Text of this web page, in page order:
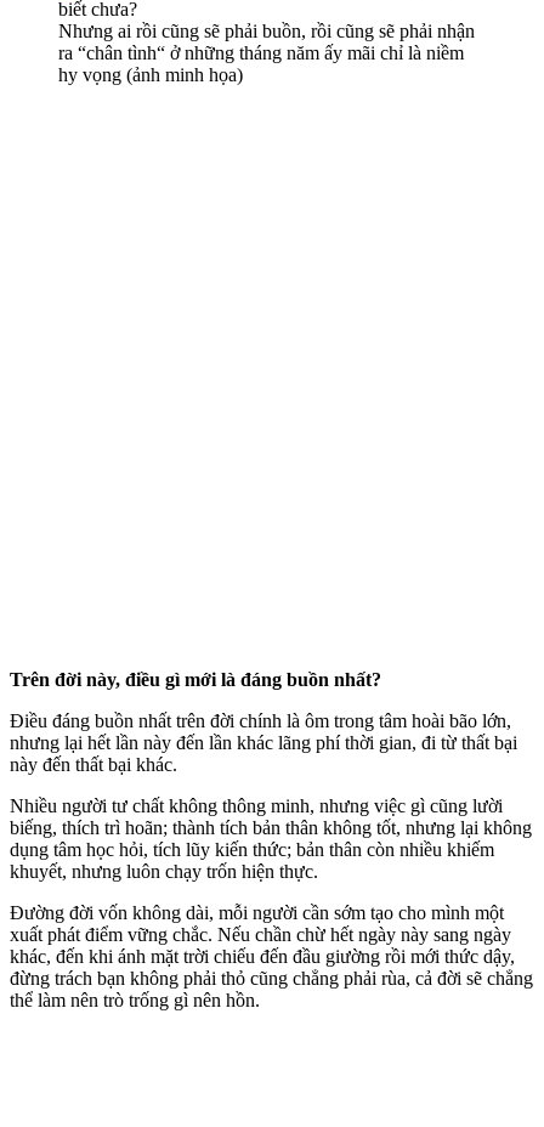
Nhưng ai rồi cũng sẽ phải buồn, rồi cũng sẽ phải nhận
ra “chân tình“ ở những tháng năm ấy mãi chỉ là niềm
hy vọng (ảnh minh họa)
Trên đời này, điều gì mới là đáng buồn nhất?
Điều đáng buồn nhất trên đời chính là ôm trong tâm hoài bão lớn,
nhưng lại hết lần này đến lần khác lãng phí thời gian, đi từ thất bại
này đến thất bại khác.
Nhiều người tư chất không thông minh, nhưng việc gì cũng lười
biếng, thích trì hoãn; thành tích bản thân không tốt, nhưng lại không
dụng tâm học hỏi, tích lũy kiến thức; bản thân còn nhiều khiếm
khuyết, nhưng luôn chạy trốn hiện thực.
Đường đời vốn không dài, mỗi người cần sớm tạo cho mình một
xuất phát điểm vững chắc. Nếu chần chừ hết ngày này sang ngày
khác, đến khi ánh mặt trời chiếu đến đầu giường rồi mới thức dậy,
đừng trách bạn không phải thỏ cũng chẳng phải rùa, cả đời sẽ chẳng
thể làm nên trò trống gì nên hồn.